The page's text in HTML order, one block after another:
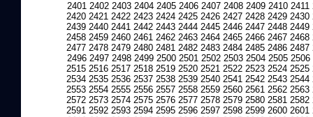
2401 2402 2403 2404 2405 2406 2407 2408 2409 2410 2411
2420 2421 2422 2423 2424 2425 2426 2427 2428 2429 2430
2439 2440 2441 2442 2443 2444 2445 2446 2447 2448 2449
2458 2459 2460 2461 2462 2463 2464 2465 2466 2467 2468
2477 2478 2479 2480 2481 2482 2483 2484 2485 2486 2487
2496 2497 2498 2499 2500 2501 2502 2503 2504 2505 2506
2515 2516 2517 2518 2519 2520 2521 2522 2523 2524 2525
2534 2535 2536 2537 2538 2539 2540 2541 2542 2543 2544
2553 2554 2555 2556 2557 2558 2559 2560 2561 2562 2563
2572 2573 2574 2575 2576 2577 2578 2579 2580 2581 2582
2591 2592 2593 2594 2595 2596 2597 2598 2599 2600 2601